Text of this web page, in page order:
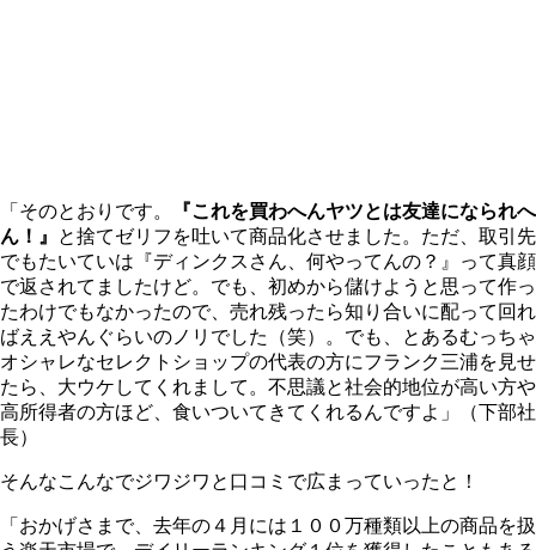
「そのとおりです。
『これを買わへんヤツとは友達になられへ
ん！』
と捨てゼリフを吐いて商品化させました。ただ、取引先
でもたいていは『ディンクスさん、何やってんの？』って真顔
で返されてましたけど。でも、初めから儲けようと思って作っ
たわけでもなかったので、売れ残ったら知り合いに配って回れ
ばええやんぐらいのノリでした（笑）。でも、とあるむっちゃ
オシャレなセレクトショップの代表の方にフランク三浦を見せ
たら、大ウケしてくれまして。不思議と社会的地位が高い方や
高所得者の方ほど、食いついてきてくれるんですよ」（下部社
長）
そんなこんなでジワジワと口コミで広まっていったと！
「おかげさまで、去年の４月には１００万種類以上の商品を扱